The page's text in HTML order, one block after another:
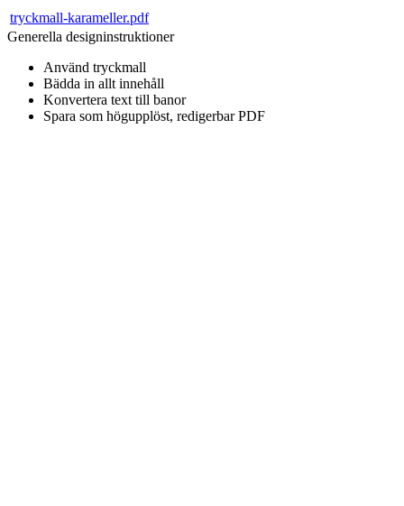
tryckmall-karameller.pdf
Generella designinstruktioner
Använd tryckmall
Bädda in allt innehåll
Konvertera text till banor
Spara som högupplöst, redigerbar PDF